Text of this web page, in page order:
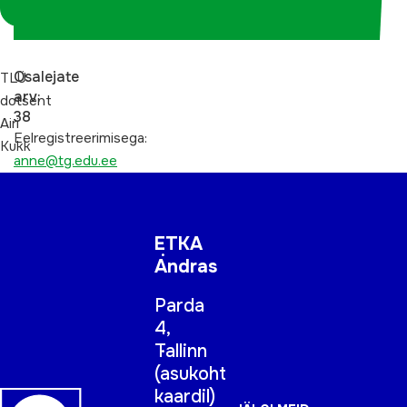
TLÜ
dotsent
Airi
Kukk
Osalejate
arv:
38
Eelregistreerimisega:
anne@tg.edu.ee
ETKA
Andras
Parda
4,
Tallinn
(asukoht
kaardil)